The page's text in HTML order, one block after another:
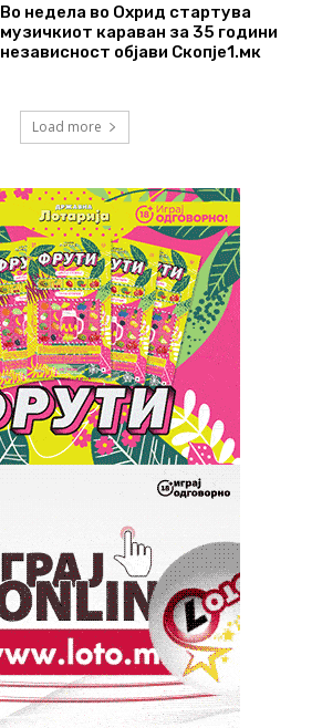
Во недела во Охрид стартува
музичкиот караван за 35 години
независност објави Скопје1.мк
Load more